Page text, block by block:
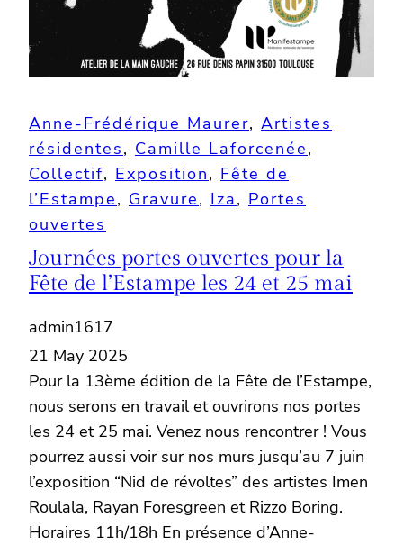
Anne-Frédérique Maurer, Artistes
résidentes, Camille Laforcenée
Collectif, Exposition, Fête de
l’Estampe, Gravure, Iza, Portes
ouvertes
Journées portes ouvertes pour la
Fête de l’Estampe les 24 et 25 mai
admin1617
21 May 2025
Pour la 13ème édition de la Fête de l’Estampe,
nous serons en travail et ouvrirons nos portes
les 24 et 25 mai. Venez nous rencontrer ! Vous
pourrez aussi voir sur nos murs jusqu’au 7 juin
l’exposition “Nid de révoltes” des artistes Imen
Roulala, Rayan Foresgreen et Rizzo Boring.
Horaires 11h/18h En présence d’Anne-